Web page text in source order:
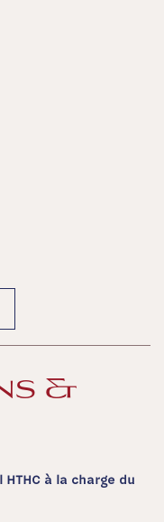
&
HTHC à la charge du